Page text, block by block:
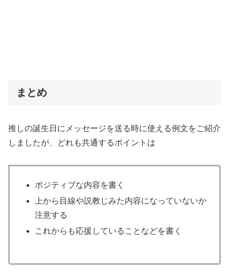
まとめ
推しの誕生日にメッセージを送る時に使える例文をご紹介
しましたが、どれも共通するポイントは
ポジティブな内容を書く
上から目線や説教じみた内容になっていないか
注意する
これからも応援していることなどを書く